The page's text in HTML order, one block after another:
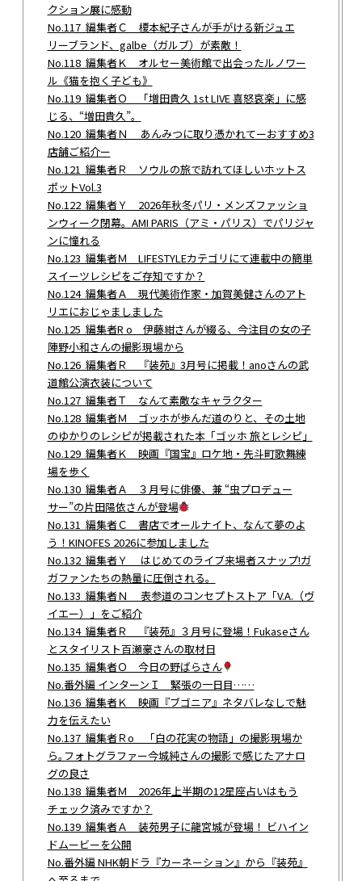
クション展に感動
No.117 編集者Ｃ 榎本紀子さんが手がける新ジュエ
リーブランド、galbe（ガルブ）が素敵！
No.118 編集者Ｋ オルセー美術館で出会ったルノワー
ル《猫を抱く子ども》
No.119 編集者Ｏ 「増田貴久 1st LIVE 喜怒哀楽」に感
じる、“増田貴久”。
No.120 編集者Ｎ あんみつに取り憑かれてーおすすめ3
店舗ご紹介ー
No.121 編集者Ｒ ソウルの旅で訪れてほしいホットス
ポットVol.3
No.122 編集者Ｙ 2026年秋冬パリ・メンズファッショ
ンウィーク閉幕。AMI PARIS（アミ・パリス）でパリジャ
ンに憧れる
No.123 編集者Ｍ LIFESTYLEカテゴリにて連載中の簡単
スイーツレシピをご存知ですか？
No.124 編集者Ａ 現代美術作家・加賀美健さんのアト
リエにおじゃましました
No.125 編集者R o 伊藤紺さんが綴る、今注目の女の子
陣野小和さんの撮影現場から
No.126 編集者Ｒ 『装苑』3月号に掲載！anoさんの武
道館公演衣装について
No.127 編集者Ｔ なんて素敵なキャラクター
No.128 編集者Ｍ ゴッホが歩んだ道のりと、その土地
のゆかりのレシピが掲載された本「ゴッホ 旅とレシピ」
No.129 編集者Ｋ 映画『国宝』ロケ地・先斗町歌舞練
場を歩く
No.130 編集者Ａ ３月号に俳優、兼 “虫プロデュー
サー”の片田陽依さんが登場
No.131 編集者Ｃ 書店でオールナイト、なんて夢のよ
う！KINOFES 2026に参加しました
No.132 編集者Ｙ はじめてのライブ来場者スナップ!ガ
ガファンたちの熱量に圧倒される。
No.133 編集者Ｎ 表参道のコンセプトストア「V.A.（ヴ
イエー）」をご紹介
No.134 編集者Ｒ 『装苑』３月号に登場！Fukaseさん
とスタイリスト百瀬豪さんの取材日
No.135 編集者Ｏ 今日の野ばらさん
No.番外編 インターンＩ 緊張の一日目……
No.136 編集者Ｋ 映画『ブゴニア』ネタバレなしで魅
力を伝えたい
No.137 編集者Ｒo 「白の花実の物語」の撮影現場か
ら｡フォトグラファー今城純さんの撮影で感じたアナロ
グの良さ
No.138 編集者Ｍ 2026年上半期の12星座占いはもう
チェック済みですか？
No.139 編集者Ａ 装苑男子に龍宮城が登場！ ビハイン
ドムービーを公開
No.番外編 NHK朝ドラ『カーネーション』から『装苑』